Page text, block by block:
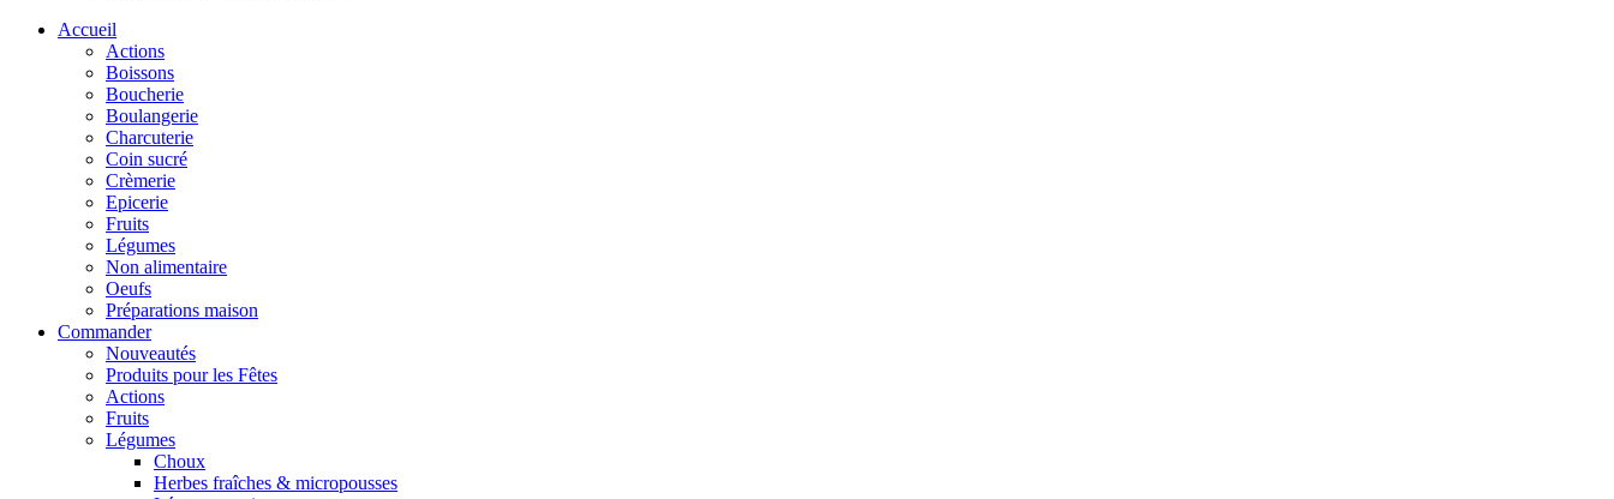
Accueil
Actions
Boissons
Boucherie
Boulangerie
Charcuterie
Coin sucré
Crèmerie
Epicerie
Fruits
Légumes
Non alimentaire
Oeufs
Préparations maison
Commander
Nouveautés
Produits pour les Fêtes
Actions
Fruits
Légumes
Choux
Herbes fraîches & micropousses